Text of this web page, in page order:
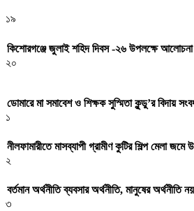
১৯
কিশোরগঞ্জে জুলাই শহিদ দিবস -২৬ উপলক্ষে আলোচনা
২০
ডোমারে মা সমাবেশ ও শিক্ষক সুস্মিতা কুন্ডু’র বিদায়
১
নীলফামারীতে মাসব্যাপী গ্রামীণ কুটির শিল্প মেলা জমে
২
বর্তমান অর্থনীতি ব্যবসার অর্থনীতি, মানুষের
৩